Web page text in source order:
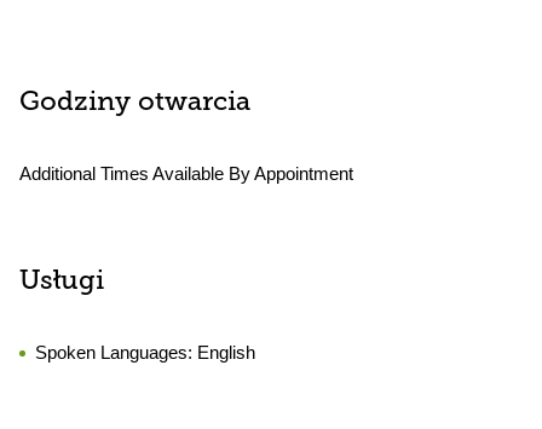
Godziny otwarcia
Additional Times Available By Appointment
Usługi
Spoken Languages: English